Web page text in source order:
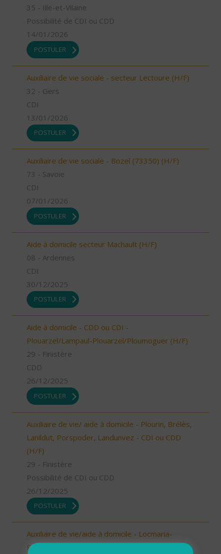
35 - Ille-et-Vilaine
Possibilité de CDI ou CDD
14/01/2026
POSTULER
Auxiliaire de vie sociale - secteur Lectoure (H/F)
32 - Gers
CDI
13/01/2026
POSTULER
Auxiliaire de vie sociale - Bozel (73350) (H/F)
73 - Savoie
CDI
07/01/2026
POSTULER
Aide à domicile secteur Machault (H/F)
08 - Ardennes
CDI
30/12/2025
POSTULER
Aide à domicile - CDD ou CDI -
Plouarzel/Lampaul-Plouarzel/Ploumoguer (H/F)
29 - Finistère
CDD
26/12/2025
POSTULER
Auxiliaire de vie/ aide à domicile - Plourin, Brélès,
Lanildut, Porspoder, Landunvez - CDI ou CDD
(H/F)
29 - Finistère
Possibilité de CDI ou CDD
26/12/2025
POSTULER
Auxiliaire de vie/aide à domicile - Locmaria-
Plouzané /Plougonvelin/Le Conquet/Trébabu -